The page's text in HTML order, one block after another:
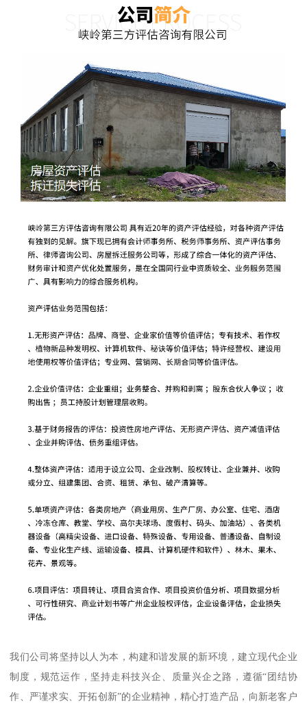
我们公司将坚持以人为本，构建和谐发展的新环境，建立现代企业
制度，规范运作，坚持走科技兴企、质量兴企之路，遵循“团结协
作、严谨求实、开拓创新”的企业精神，精心打造产品，向新老客户